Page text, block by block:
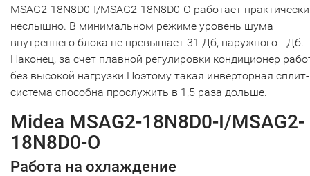
MSAG2-18N8D0-I/MSAG2-18N8D0-O работает практически
неслышно. В минимальном режиме уровень шума
внутреннего блока не превышает 31 Дб, наружного - Дб.
Наконец, за счет плавной регулировки кондиционер
без высокой нагрузки.Поэтому такая инверторная сплит-
система способна прослужить в 1,5 раза дольше.
Midea MSAG2-18N8D0-I/MSAG2-
18N8D0-O
Работа на охлаждение